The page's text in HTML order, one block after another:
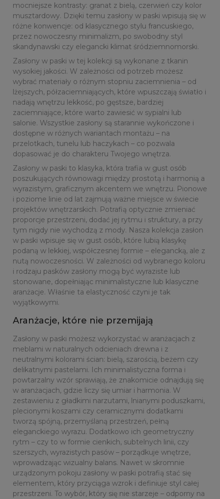
mocniejsze kontrasty: granat z bielą, czerwień czy kolor
musztardowy. Dzięki temu zasłony w paski wpisują się w
różne konwencje: od klasycznego stylu francuskiego,
przez nowoczesny minimalizm, po swobodny styl
skandynawski czy elegancki klimat śródziemnomorski.
Zasłony w paski w tej kolekcji są wykonane z tkanin
wysokiej jakości. W zależności od potrzeb możesz
wybrać materiały o różnym stopniu zaciemnienia – od
lżejszych, półzaciemniających, które wpuszczają światło i
nadają wnętrzu lekkość, po gęstsze, bardziej
zaciemniające, które warto zawiesić w sypialni lub
salonie. Wszystkie zasłony są starannie wykończone i
dostępne w różnych wariantach montażu – na
przelotkach, tunelu lub haczykach – co pozwala
dopasować je do charakteru Twojego wnętrza.
Zasłony w paski to klasyka, która trafia w gust osób
poszukujących równowagi między prostotą i harmonią a
wyrazistym, graficznym akcentem we wnętrzu. Pionowe
i poziome linie od lat zajmują ważne miejsce w świecie
projektów wnętrzarskich. Potrafią optycznie zmieniać
proporcje przestrzeni, dodać jej rytmu i struktury, a przy
tym nigdy nie wychodzą z mody. Nasza kolekcja zasłon
w paski wpisuje się w gust osób, które lubią klasykę
podaną w lekkiej, współczesnej formie – elegancką, ale z
nutą nowoczesności. W zależności od wybranego koloru
i rodzaju pasków zasłony mogą być wyraziste lub
stonowane, dopełniając minimalistyczne lub klasyczne
aranżacje. Właśnie ta elastyczność czyni je tak
wyjątkowymi.
Aranżacje, które nie przemijają
Zasłony w paski możesz wykorzystać w aranżacjach z
meblami w naturalnych odcieniach drewna i z
neutralnymi kolorami ścian: bielą, szarością, beżem czy
delikatnymi pastelami. Ich minimalistyczna forma i
powtarzalny wzór sprawiają, że znakomicie odnajdują się
w aranżacjach, gdzie liczy się umiar i harmonia. W
zestawieniu z gładkimi narzutami, lnianymi poduszkami,
plecionymi koszami czy ceramicznymi dodatkami
tworzą spójną, przemyślaną przestrzeń, pełną
eleganckiego wyrazu. Dodatkowo ich geometryczny
rytm – czy to w formie cienkich, subtelnych linii, czy
szerszych, wyrazistych pasów – porządkuje wnętrze,
wprowadzając wizualny balans. Nawet w skromnie
urządzonym pokoju zasłony w paski potrafią stać się
elementem, który przyciąga wzrok i definiuje styl całej
przestrzeni. To wybór, który się nie starzeje – odporny na